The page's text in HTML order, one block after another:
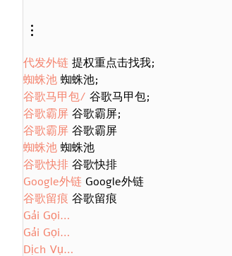
代发外链 提权重点击找我;
蜘蛛池 蜘蛛池;
谷歌马甲包/ 谷歌马甲包;
谷歌霸屏 谷歌霸屏;
谷歌霸屏 谷歌霸屏
蜘蛛池 蜘蛛池
谷歌快排 谷歌快排
Google外链 Google外链
谷歌留痕 谷歌留痕
Gái Gọi…
Gái Gọi…
Dịch Vụ…